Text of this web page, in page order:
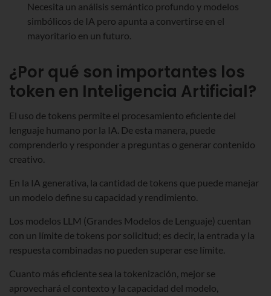
Necesita un análisis semántico profundo y modelos
simbólicos de IA pero apunta a convertirse en el
mayoritario en un futuro.
¿Por qué son importantes los
token en Inteligencia Artificial?
El uso de tokens permite el procesamiento eficiente del
lenguaje humano por la IA. De esta manera, puede
comprenderlo y responder a preguntas o generar contenido
creativo.
En la IA generativa, la cantidad de tokens que puede manejar
un modelo define su capacidad y rendimiento.
Los modelos LLM (Grandes Modelos de Lenguaje) cuentan
con un límite de tokens por solicitud; es decir, la entrada y la
respuesta combinadas no pueden superar ese límite.
Cuanto más eficiente sea la tokenización, mejor se
aprovechará el contexto y la capacidad del modelo,